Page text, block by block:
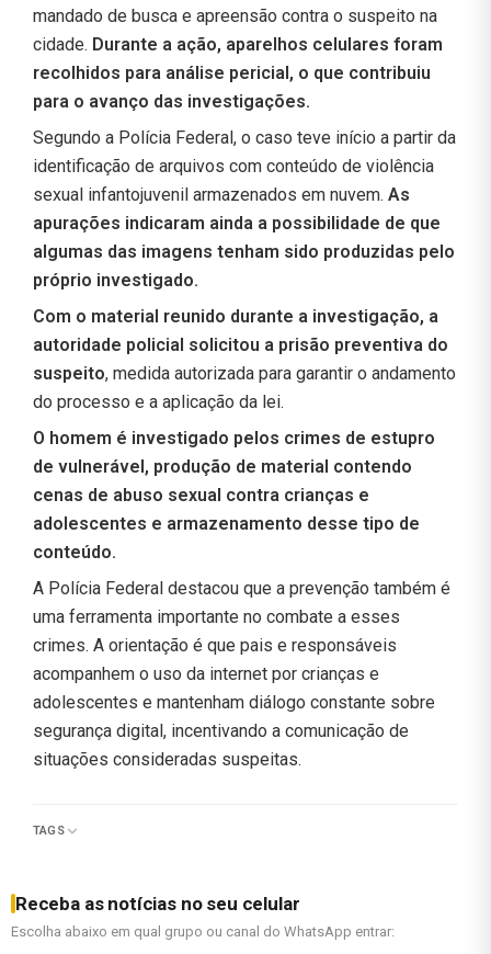
mandado de busca e apreensão contra o suspeito na
cidade. Durante a ação, aparelhos celulares foram
recolhidos para análise pericial, o que contribuiu
para o avanço das investigações.
Segundo a Polícia Federal, o caso teve início a partir da
identificação de arquivos com conteúdo de violência
sexual infantojuvenil armazenados em nuvem. As
apurações indicaram ainda a possibilidade de que
algumas das imagens tenham sido produzidas pelo
próprio investigado.
Com o material reunido durante a investigação, a
autoridade policial solicitou a prisão preventiva do
suspeito, medida autorizada para garantir o andamento
do processo e a aplicação da lei.
O homem é investigado pelos crimes de estupro
de vulnerável, produção de material contendo
cenas de abuso sexual contra crianças e
adolescentes e armazenamento desse tipo de
conteúdo.
A Polícia Federal destacou que a prevenção também é
uma ferramenta importante no combate a esses
crimes. A orientação é que pais e responsáveis
acompanhem o uso da internet por crianças e
adolescentes e mantenham diálogo constante sobre
segurança digital, incentivando a comunicação de
situações consideradas suspeitas.
TAGS
Receba as notícias no seu celular
Escolha abaixo em qual grupo ou canal do WhatsApp entrar: